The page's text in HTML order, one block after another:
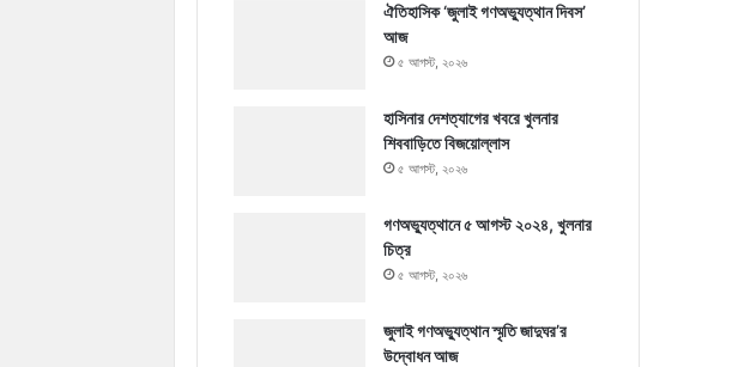
ঐতিহাসিক ‘জুলাই গণঅভ্যুত্থান দিবস’
আজ
৫ আগস্ট, ২০২৬
হাসিনার দেশত্যাগের খবরে খুলনার
শিববাড়িতে বিজয়োল্লাস
৫ আগস্ট, ২০২৬
গণঅভ্যুত্থানে ৫ আগস্ট ২০২৪, খুলনার
চিত্র
৫ আগস্ট, ২০২৬
জুলাই গণঅভ্যুত্থান স্মৃতি জাদুঘর’র
উদ্বোধন আজ